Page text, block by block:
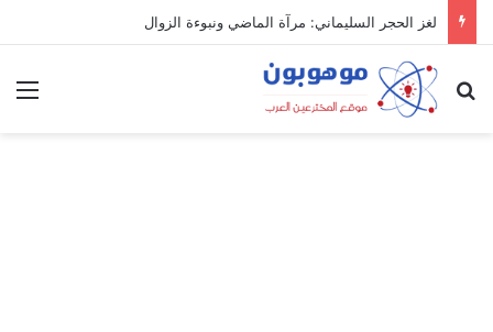
لغز الحجر السليماني: مرآة الماضي ونبوءة الزوال
بحث عن